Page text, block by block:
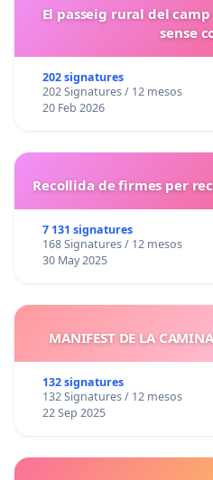
El passeig rural del
sense
202 signatures
202 Signatures / 12 mesos
20 Feb 2026
Recollida de firmes per
7 131 signatures
168 Signatures / 12 mesos
30 May 2025
MANIFEST DE LA
132 signatures
132 Signatures / 12 mesos
22 Sep 2025